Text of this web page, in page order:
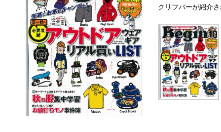
クリフバーが紹介